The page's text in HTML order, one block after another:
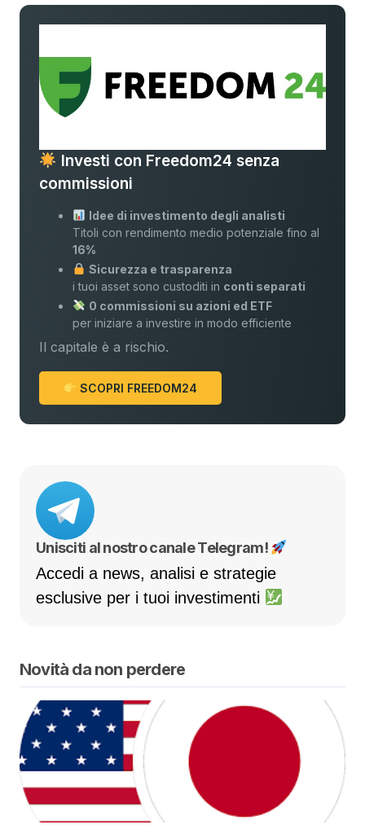
Investi con Freedom24 senza
commissioni
Idee di investimento degli analisti
Titoli con rendimento medio potenziale fino al
16%
Sicurezza e trasparenza
i tuoi asset sono custoditi in conti separati
0 commissioni su azioni ed ETF
per iniziare a investire in modo efficiente
Il capitale è a rischio.
SCOPRI FREEDOM24
Unisciti al nostro canale Telegram!
Accedi a news, analisi e strategie
esclusive per i tuoi investimenti
Novità da non perdere